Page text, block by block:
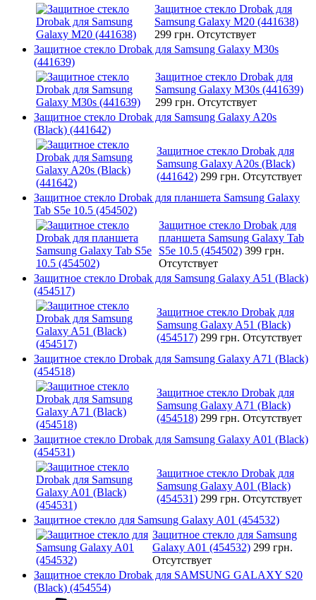
Защитное стекло Drobak для
Samsung Galaxy M20 (441638)
299 грн. Отсутствует
Защитное стекло Drobak для Samsung Galaxy M30s
(441639)
Защитное стекло Drobak для
Samsung Galaxy M30s (441639)
299 грн. Отсутствует
Защитное стекло Drobak для Samsung Galaxy A20s
(Black) (441642)
Защитное стекло Drobak для
Samsung Galaxy A20s (Black)
(441642) 299 грн. Отсутствует
Защитное стекло Drobak для планшета Samsung Galaxy
Tab S5e 10.5 (454502)
Защитное стекло Drobak для
планшета Samsung Galaxy Tab
S5e 10.5 (454502) 399 грн.
Отсутствует
Защитное стекло Drobak для Samsung Galaxy A51 (Black)
(454517)
Защитное стекло Drobak для
Samsung Galaxy A51 (Black)
(454517) 299 грн. Отсутствует
Защитное стекло Drobak для Samsung Galaxy A71 (Black)
(454518)
Защитное стекло Drobak для
Samsung Galaxy A71 (Black)
(454518) 299 грн. Отсутствует
Защитное стекло Drobak для Samsung Galaxy A01 (Black)
(454531)
Защитное стекло Drobak для
Samsung Galaxy A01 (Black)
(454531) 299 грн. Отсутствует
Защитное стекло для Samsung Galaxy A01 (454532)
Защитное стекло для Samsung
Galaxy A01 (454532) 299 грн.
Отсутствует
Защитное стекло Drobak для SAMSUNG GALAXY S20
(Black) (454554)